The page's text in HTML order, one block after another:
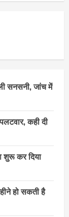
सनसनी, जांच में
कही दी
शुरू कर दिया
हो सकती है